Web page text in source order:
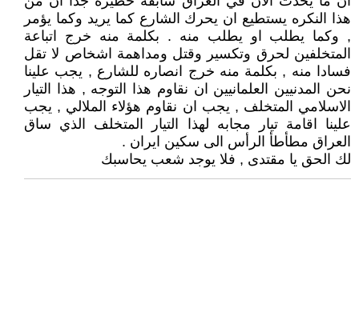
هذا النكره يستطيع ان يحرك الشارع كما يريد وكما يؤمر
, وكما يطلب او يطلب منه . بكلمة منه خرج اتباعة
المتخلفين لحرق وتكسير وقتل ومداهمة اشخاص لا تقل
فسادا منه , بكلمة منه خرج انصاره للشارع , يجب علينا
نحن المدنيين العلمانيين ان نقاوم هذا التوجه , هذا التيار
الاسلامي المتخلف , يجب ان نقاوم هؤلاء الملالي , يجب
علينا اقامة تيار مجابه لهذا التيار المتخلف الذي ساق
العراق مطأطأ الرأس الى سكين ايران .
لك الحق يا مقتدى , فلا يوجد شعب يحاسبك